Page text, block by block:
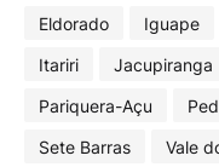
Eldorado
Iguape
Itariri
Jacupiranga
Pariquera-Açu
Sete Barras
Vale